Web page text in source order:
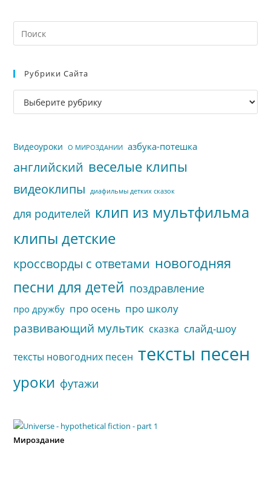
Рубрики Сайта
Рубрики
сайта
Видеоуроки О МИРОЗДАНИИ азбука-потешка
английский веселые клипы
видеоклипы диафильмы детких сказок
для родителей клип из мультфильма
клипы детские
кроссворды с ответами новогодняя
песни для детей поздравление
про дружбу про осень про школу
развивающий мультик сказка слайд-шоу
тексты новогодних песен тексты песен
уроки футажи
Мироздание